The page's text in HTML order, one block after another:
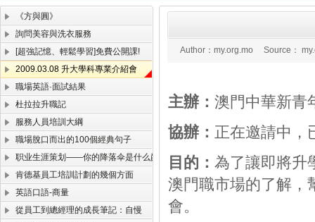
《方與圓》
詢問美容與洗衣服務
[超強記憶、輕鬆學習]免費公開課!
2009.03.08 升大學科專業介紹會
職場英語·面試結果
杜拉拉升職記
服務人員培訓大綱
職場脫口而出的100個經典句子
职业生涯策划——你的降落伞是什么颜色？
肯德基員工培訓計劃的幾個方面
英語口語-商量
從員工到總經理的成長筆記：自慢
Author： my.org.mo Source：
主辦： 澳門中華新青
協辦： 正在邀請中，
目的： 為了讓即將升
澳門職市場的了解，
會。